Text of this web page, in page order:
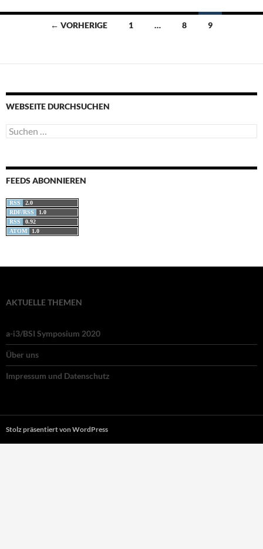
Beitragsnavigation
← VORHERIGE 1 … 8 9
WEBSEITE DURCHSUCHEN
Suchen
nach:
FEEDS ABONNIEREN
RSS
2.0
RDF/RSS
1.0
RSS
0.92
ATOM
1.0
AKTUELLE THEMEN
a-i3/BSI Symposium 2020
Über uns
Impressum und Datenschutz
Stolz präsentiert von WordPress